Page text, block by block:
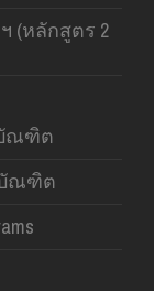
(หลักสูตร 2
ณฑิต
ณฑิต